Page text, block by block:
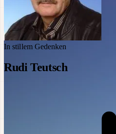
In stillem Gedenken
Rudi Teutsch